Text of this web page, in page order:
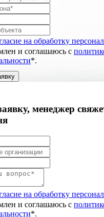
на обработку
и соглашаюсь с
*.
менеджер
на обработку
и соглашаюсь с
*.